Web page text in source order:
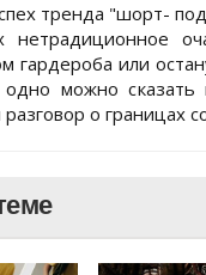
тренда "шорт-
гардероба или
можно сказать
о границах